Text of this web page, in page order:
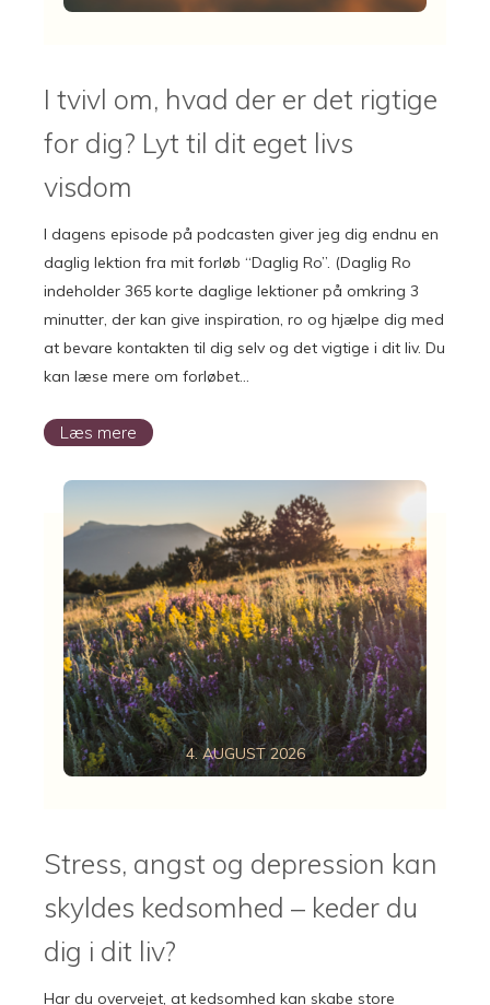
I tvivl om, hvad der er det rigtige
for dig? Lyt til dit eget livs
visdom
I dagens episode på podcasten giver jeg dig endnu en
daglig lektion fra mit forløb “Daglig Ro”. (Daglig Ro
indeholder 365 korte daglige lektioner på omkring 3
minutter, der kan give inspiration, ro og hjælpe dig med
at bevare kontakten til dig selv og det vigtige i dit liv. Du
kan læse mere om forløbet…
Læs mere
Stress, angst og depression kan
skyldes kedsomhed – keder du
dig i dit liv?
4. AUGUST 2026
Har du overvejet, at kedsomhed kan skabe store